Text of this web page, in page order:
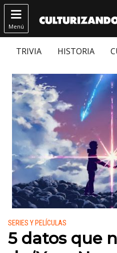

Menú
TRIVIA HISTORIA
Publicado en:
SERIES Y PELÍCULAS
5 datos que